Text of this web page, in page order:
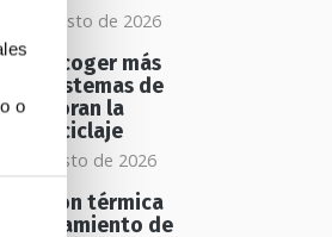
o
de agosto de 2026
de recoger más
los sistemas de
mejoran la
del reciclaje
de agosto de 2026
térmica
tratamiento de